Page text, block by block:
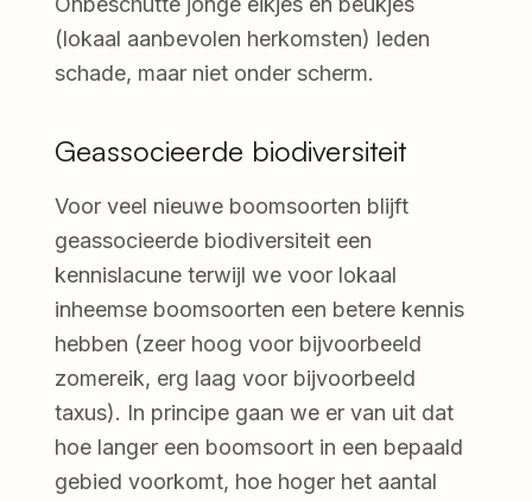
(lokaal aanbevolen herkomsten) leden
schade, maar niet onder scherm.
Geassocieerde biodiversiteit
Voor veel nieuwe boomsoorten blijft
geassocieerde biodiversiteit een
kennislacune terwijl we voor lokaal
inheemse boomsoorten een betere kennis
hebben (zeer hoog voor bijvoorbeeld
zomereik, erg laag voor bijvoorbeeld
taxus). In principe gaan we er van uit dat
hoe langer een boomsoort in een bepaald
gebied voorkomt, hoe hoger het aantal